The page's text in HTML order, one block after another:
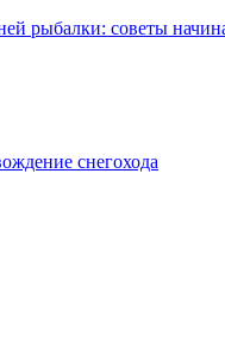
рыбалки: советы
снегохода